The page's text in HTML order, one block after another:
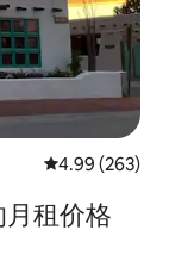
平均评分 4.99
4.99 (263)
租价格